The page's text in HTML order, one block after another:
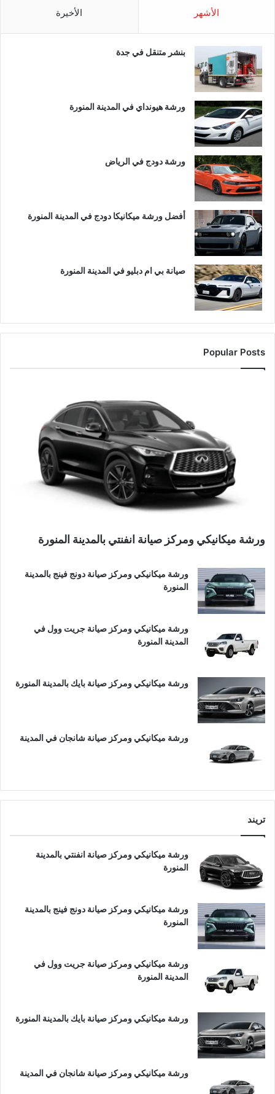
الأشهر الأخيرة
بنشر متنقل في جدة
ورشة هيونداي في المدينة المنورة
ورشة دودج في الرياض
أفضل ورشة ميكانيكا دودج في المدينة المنورة
صيانة بي ام دبليو في المدينة المنورة
Popular Posts
ورشة ميكانيكي ومركز صيانة انفنتي بالمدينة المنورة
ورشة ميكانيكي ومركز صيانة دونج فينج بالمدينة
المنورة
ورشة ميكانيكي ومركز صيانة جريت وول في
المدينة المنورة
ورشة ميكانيكي ومركز صيانة بايك بالمدينة المنورة
ورشة ميكانيكي ومركز صيانة شانجان في المدينة
تريند
ورشة ميكانيكي ومركز صيانة انفنتي بالمدينة
المنورة
ورشة ميكانيكي ومركز صيانة دونج فينج بالمدينة
المنورة
ورشة ميكانيكي ومركز صيانة جريت وول في
المدينة المنورة
ورشة ميكانيكي ومركز صيانة بايك بالمدينة المنورة
ورشة ميكانيكي ومركز صيانة شانجان في المدينة